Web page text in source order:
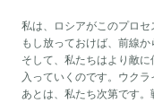
私は、ロシアがこのプロセ
もし放っておけば、前線
そして、私たちはより敵
入っていくのです。ウク
あとは、私たち次第です